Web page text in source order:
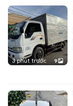
3 phút trước 9